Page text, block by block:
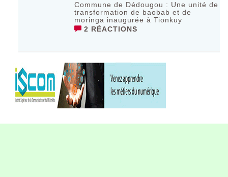
Commune de Dédougou : Une unité de
transformation de baobab et de
moringa inaugurée à Tionkuy
2 RÉACTIONS